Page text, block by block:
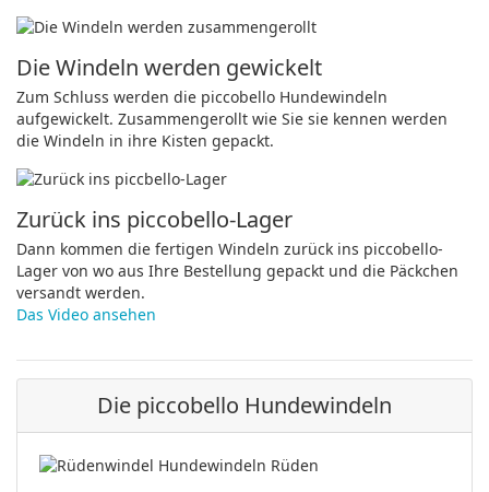
Die Windeln werden gewickelt
Zum Schluss werden die piccobello Hundewindeln
aufgewickelt. Zusammengerollt wie Sie sie kennen werden
die Windeln in ihre Kisten gepackt.
Zurück ins piccobello-Lager
Dann kommen die fertigen Windeln zurück ins piccobello-
Lager von wo aus Ihre Bestellung gepackt und die Päckchen
versandt werden.
Das Video ansehen
Die piccobello Hundewindeln